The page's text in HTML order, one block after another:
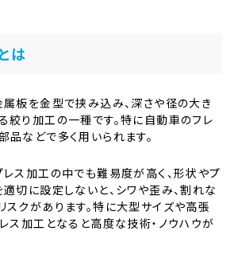
は
板を金型で挟み込み、深さや径の大き
絞り加工の一種です。特に自動車のフレ
などで多く用いられます。
ス加工の中でも難易度が高く、形状やプ
切に設定しないと、シワや歪み、割れな
クがあります。特に大型サイズや高張
ス加工となると高度な技術・ノウハウが